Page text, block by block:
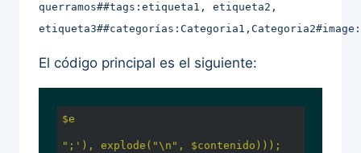
querramos##tags:etiqueta1, etiqueta2,
El código principal es el siguiente:
$e
";'), explode("\n", $contenido)));